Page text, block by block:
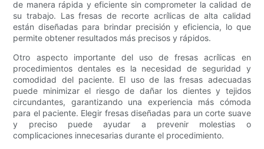
de manera rápida y eficiente sin comprometer la calidad de
su trabajo. Las fresas de recorte acrílicas de alta calidad
están diseñadas para brindar precisión y eficiencia, lo que
permite obtener resultados más precisos y rápidos.
Otro aspecto importante del uso de fresas acrílicas en
procedimientos dentales es la necesidad de seguridad y
comodidad del paciente. El uso de las fresas adecuadas
puede minimizar el riesgo de dañar los dientes y tejidos
circundantes, garantizando una experiencia más cómoda
para el paciente. Elegir fresas diseñadas para un corte suave
y preciso puede ayudar a prevenir molestias o
complicaciones innecesarias durante el procedimiento.